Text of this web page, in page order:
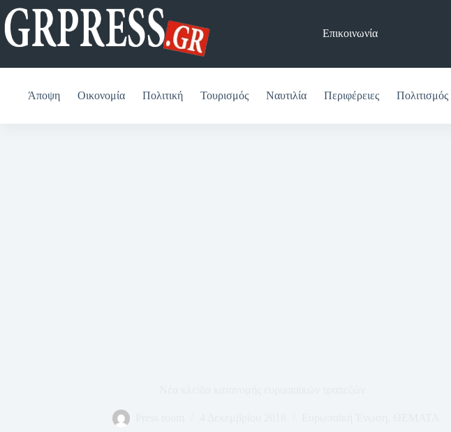
Μετάβαση
στο
περιεχόμενο
Επικοινωνία
Άποψη Οικονομία Πολιτική Τουρισμός Ναυτιλία Περιφέρειες Πολιτισμός